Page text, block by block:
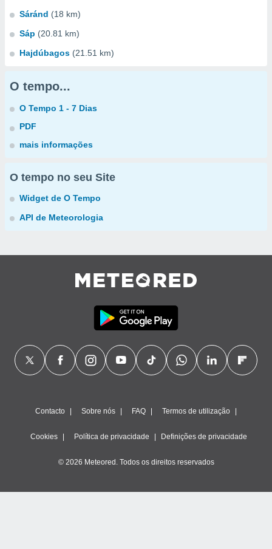
Sáránd (18 km)
Sáp (20.81 km)
Hajdúbagos (21.51 km)
O tempo...
O Tempo 1 - 7 Dias
PDF
mais informações
O tempo no seu Site
Widget de O Tempo
API de Meteorologia
Contacto Sobre nós FAQ Termos de utilização
Cookies Política de privacidade Definições de privacidade
© 2026 Meteored. Todos os direitos reservados